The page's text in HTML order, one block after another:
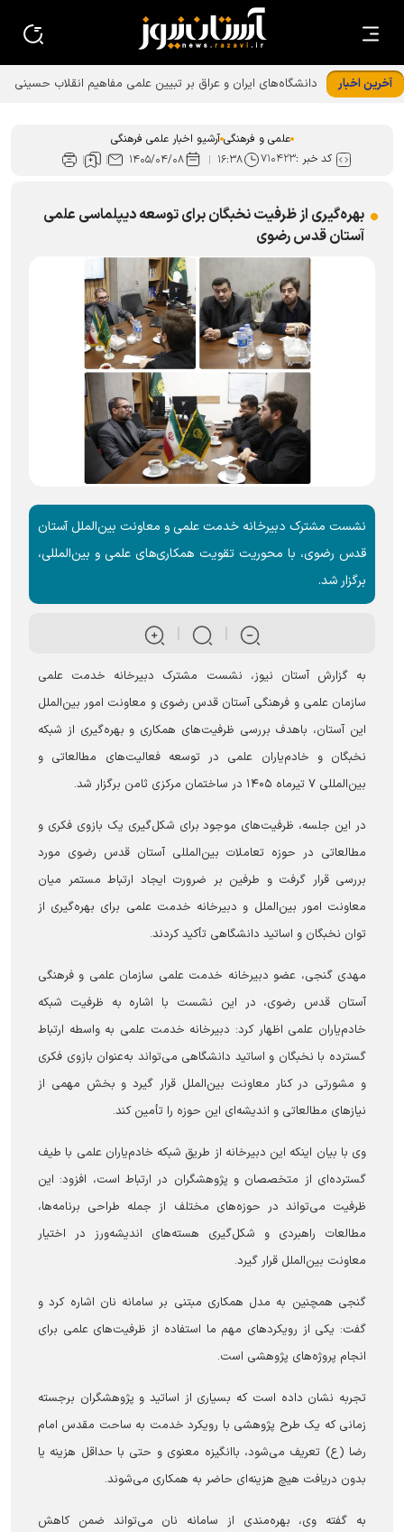
آخرین اخبار
علمی و فرهنگی آرشیو اخبار علمی فرهنگی
کد خبر :۷۱۰۴۲۳ ۱۶:۳۸ ۱۴۰۵/۰۴/۰۸
بهره‌گیری از ظرفیت نخبگان برای توسعه دیپلماسی علمی
آستان قدس رضوی
نشست مشترک دبیرخانه خدمت علمی و معاونت بین‌الملل آستان
قدس رضوی، با محوریت تقویت همکاری‌های علمی و بین‌المللی،
برگزار شد.
به گزارش آستان نیوز، نشست مشترک دبیرخانه خدمت علمی
سازمان علمی و فرهنگی آستان قدس رضوی و معاونت امور بین‌الملل
این آستان، باهدف بررسی ظرفیت‌های همکاری و بهره‌گیری از شبکه
نخبگان و خادم‌یاران علمی در توسعه فعالیت‌های مطالعاتی و
بین‌المللی ۷ تیرماه ۱۴۰۵ در ساختمان مرکزی ثامن برگزار شد.
در این جلسه، ظرفیت‌های موجود برای شکل‌گیری یک بازوی فکری و
مطالعاتی در حوزه تعاملات بین‌المللی آستان قدس رضوی مورد
بررسی قرار گرفت و طرفین بر ضرورت ایجاد ارتباط مستمر میان
معاونت امور بین‌الملل و دبیرخانه خدمت علمی برای بهره‌گیری از
توان نخبگان و اساتید دانشگاهی تأکید کردند.
مهدی گنجی، عضو دبیرخانه خدمت علمی سازمان علمی و فرهنگی
آستان قدس رضوی، در این نشست با اشاره به ظرفیت شبکه
خادم‌یاران علمی اظهار کرد: دبیرخانه خدمت علمی به واسطه ارتباط
گسترده با نخبگان و اساتید دانشگاهی می‌تواند به‌عنوان بازوی فکری
و مشورتی در کنار معاونت بین‌الملل قرار گیرد و بخش مهمی از
نیاز‌های مطالعاتی و اندیشه‌ای این حوزه را تأمین کند.
وی با بیان اینکه این دبیرخانه از طریق شبکه خادم‌یاران علمی با طیف
گسترده‌ای از متخصصان و پژوهشگران در ارتباط است، افزود: این
ظرفیت می‌تواند در حوزه‌های مختلف از جمله طراحی برنامه‌ها،
مطالعات راهبردی و شکل‌گیری هسته‌های اندیشه‌ورز در اختیار
معاونت بین‌الملل قرار گیرد.
گنجی همچنین به مدل همکاری مبتنی بر سامانه نان اشاره کرد و
گفت: یکی از رویکرد‌های مهم ما استفاده از ظرفیت‌های علمی برای
انجام پروژه‌های پژوهشی است.
تجربه نشان داده است که بسیاری از اساتید و پژوهشگران برجسته
زمانی که یک طرح پژوهشی با رویکرد خدمت به ساحت مقدس امام
رضا (ع) تعریف می‌شود، باانگیزه معنوی و حتی با حداقل هزینه یا
بدون دریافت هیچ هزینه‌ای حاضر به همکاری می‌شوند.
به گفته وی، بهره‌مندی از سامانه نان می‌تواند ضمن کاهش